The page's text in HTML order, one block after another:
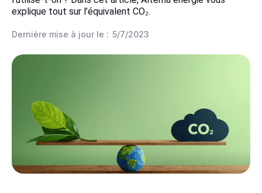
explique tout sur l’équivalent CO₂.
Dernière mise à jour le : 5/7/2023